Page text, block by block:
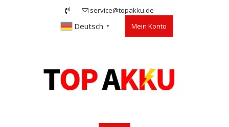
service@topakku.de
Deutsch ▼ Mein Konto